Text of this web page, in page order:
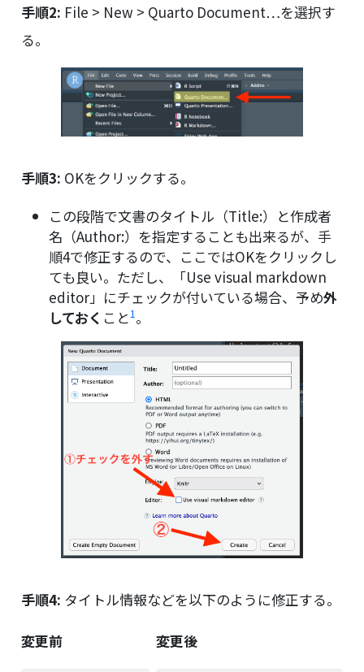
手順2: File > New > Quarto Document…を選択す
る。
手順3: OKをクリックする。
この段階で文書のタイトル（Title:）と作成者
名（Author:）を指定することも出来るが、手
順4で修正するので、ここではOKをクリックし
ても良い。ただし、「Use visual markdown
editor」にチェックが付いている場合、予め外
しておく こと1。
手順4: タイトル情報などを以下のように修正する。
変更前 変更後